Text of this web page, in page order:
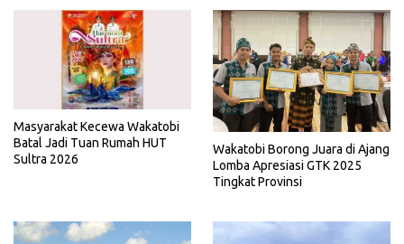
Masyarakat Kecewa Wakatobi
Batal Jadi Tuan Rumah HUT
Sultra 2026
Wakatobi Borong Juara di Ajang
Lomba Apresiasi GTK 2025
Tingkat Provinsi